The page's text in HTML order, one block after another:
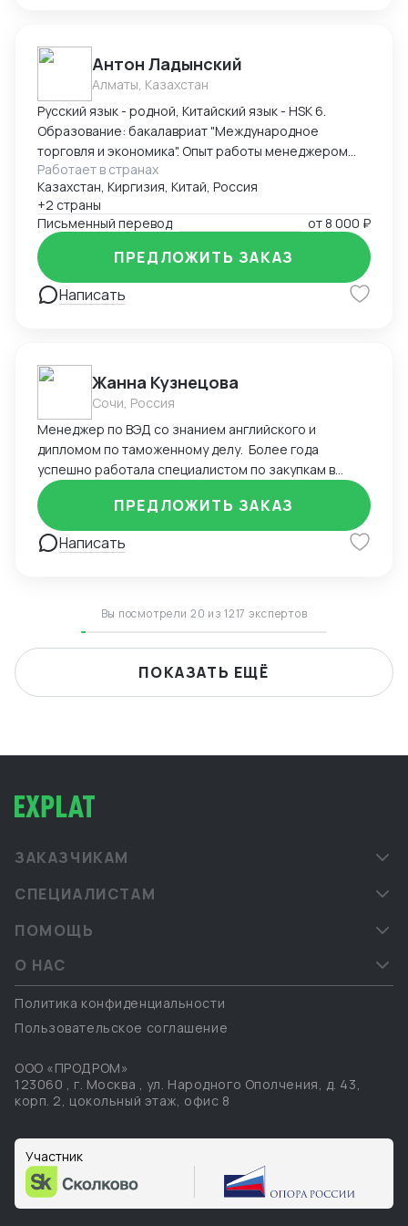
Антон Ладынский
Алматы, Казахстан
Русский язык - родной, Китайский язык - HSK 6.
Образование: бакалавриат "Международное
торговля и экономика". Опыт работы менеджером
ВЭД - более 3 лет. Опыт работы экспорт с Китая в
Казахстан основного и вспомогательного
оборудования для металлургии, энергетики, нефте-
газовой отрасли и прочего. Также экспорт с
Казахстана в Китай сырьевых продукций, продуктов
цветной металлургии и прочее.
Работает в странах
Казахстан, Киргизия, Китай, Россия
+2 страны
Письменный перевод
от 8 000 ₽
Написать
ПРЕДЛОЖИТЬ ЗАКАЗ
Жанна Кузнецова
Сочи, Россия
Менеджер по ВЭД со знанием английского и
дипломом по таможенному делу. Более года
успешно работала специалистом по закупкам в
удаленном режиме, осуществляя сделки с
поставщиками из Китая и Европы. Уверенно владею
английским языком и Excel, что позволяет
эффективно управлять сделками. Управляла
деловую переписку на иностранном языке и
успешно согласовывала поставки для клиентов.
Оптимизировала процессы взаимодействия с
иностранными партнерами, сократив время
Написать
ПРЕДЛОЖИТЬ ЗАКАЗ
Вы посмотрели 20 из 1217 экспертов
ПОКАЗАТЬ ЕЩЁ
ЗАКАЗЧИКАМ
СПЕЦИАЛИСТАМ
ПОМОЩЬ
О НАС
Политика конфиденциальности
Пользовательское соглашение
ООО «ПРОДРОМ»
123060 , г. Москва , ул. Народного Ополчения, д. 43,
корп. 2, цокольный этаж, офис 8
Участник